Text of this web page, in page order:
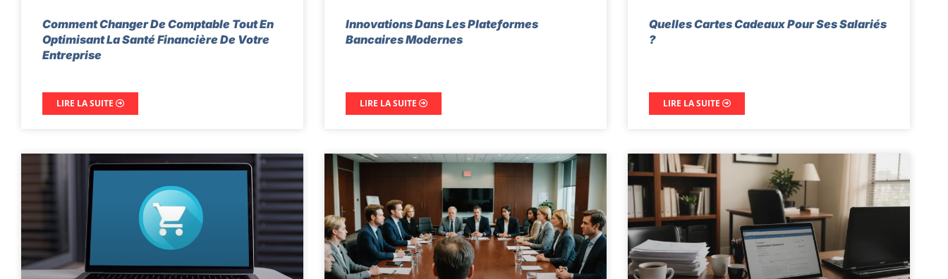
Comment Changer De Comptable Tout En
Optimisant La Santé Financière De Votre
Entreprise
LIRE LA SUITE
Innovations Dans Les Plateformes
Bancaires Modernes
LIRE LA SUITE
Quelles Cartes Cadeaux Pour Ses Salariés
?
LIRE LA SUITE